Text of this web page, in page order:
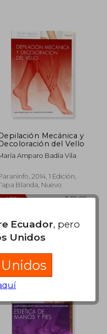
45%
dcto.
Mecánica y
del Vello
Amparo Badía Vila
2014, 1 Edición,
Blanda, Nuevo
45%
dcto.
Ecuador, pero
Unidos